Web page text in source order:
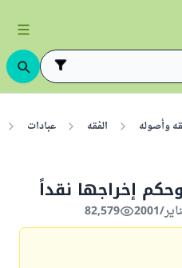
وأصوله الفقه عبادات
إخراجها نقداً
82,579